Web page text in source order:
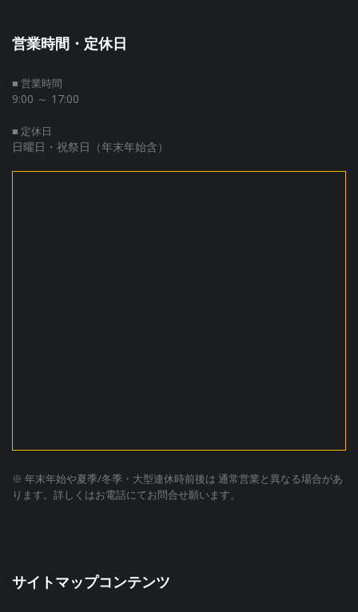
営業時間・定休日
■ 営業時間
9:00 ～ 17:00
■ 定休日
日曜日・祝祭日（年末年始含）
※ 年末年始や夏季/冬季・大型連休時前後は 通常営業と異なる場合があ
ります。詳しくはお電話にてお問合せ願います。
サイトマップコンテンツ